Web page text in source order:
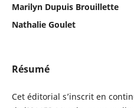
Marilyn Dupuis Brouillette
Nathalie Goulet
Résumé
Cet éditorial s’inscrit en